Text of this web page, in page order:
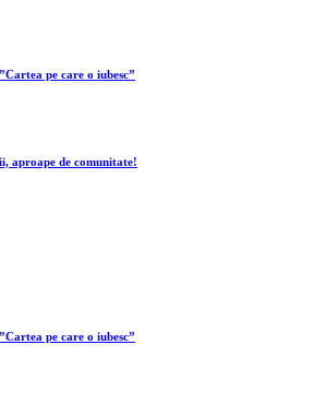
pe care o iubesc”
aproape de comunitate!
pe care o iubesc”